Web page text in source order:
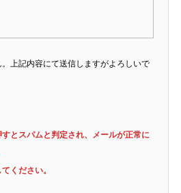
上記内容にて送信しますがよろしいで
とスパムと判定され、メールが正常に
ください。